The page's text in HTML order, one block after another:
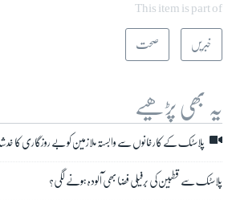
This item is part of
خبریں صحت
یہ بھی پڑھیے
پلاسٹک کے کارخانوں سے وابستہ ملازمین کو بے روزگاری کا خدشہ
پلاسٹک سے قطبین کی برفیلی فضا بھی آلودہ ہونے لگی؟